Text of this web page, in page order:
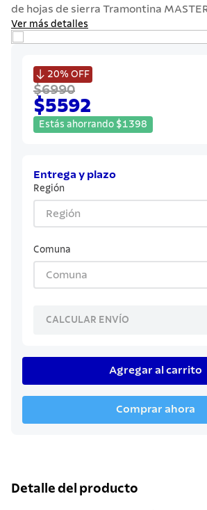
de hojas de sierra Tramontina
Ver más detalles
 20% OFF
$6990
$5592
Estás ahorrando $1398
Entrega y plazo
Región
Región
Comuna
Comuna
CALCULAR ENVÍO
Agregar al carrito
Comprar ahora
Detalle del producto
grano
8.
solar
cuchillo
10. termo